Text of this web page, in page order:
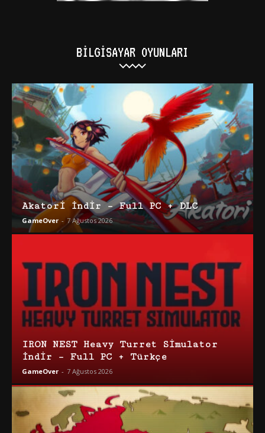
BILGISAYAR OYUNLARI
Akatori İndir – Full PC + DLC
GameOver - 7 Ağustos 2026
IRON NEST Heavy Turret Simulator
İndir – Full PC + Türkçe
GameOver - 7 Ağustos 2026